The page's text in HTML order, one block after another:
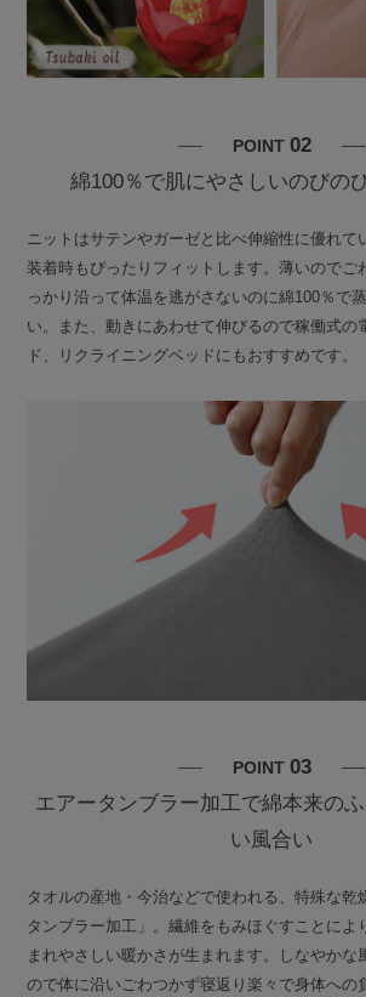
POINT 02
綿100％で肌にやさしいのびの
ニットはサテンやガーゼと比べ伸縮性に優れて
装着時もぴったりフィットします。薄いのでご
っかり沿って体温を逃がさないのに綿100％で
い。また、動きにあわせて伸びるので稼働式の
ド、リクライニングベッドにもおすすめです。
POINT 03
エアータンブラー加工で綿本来の
い風合い
タオルの産地・今治などで使われる、特殊な乾
タンブラー加工」。繊維をもみほぐすことによ
まれやさしい暖かさが生まれます。しなやかな
ので体に沿いごわつかず寝返り楽々で身体への